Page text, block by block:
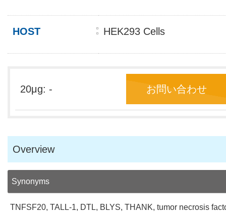
HOST HEK293 Cells
20μg: - お問い合わせ
Overview
Synonyms
TNFSF20, TALL-1, DTL, BLYS, THANK, tumor necrosis